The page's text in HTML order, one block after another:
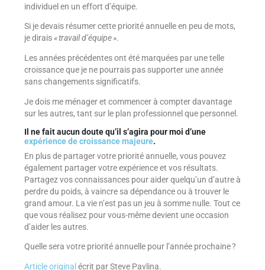
individuel en un effort d’équipe.
Si je devais résumer cette priorité annuelle en peu de mots,
je dirais« travail d’équipe ».
Les années précédentes ont été marquées par une telle
croissance que je ne pourrais pas supporter une année
sans changements significatifs.
Je dois me ménager et commencer à compter davantage
sur les autres, tant sur le plan professionnel que personnel.
Il ne fait aucun doute qu’il s’agira pour moi d’une
expérience de croissance majeure.
En plus de partager votre priorité annuelle, vous pouvez
également partager votre expérience et vos résultats.
Partagez vos connaissances pour aider quelqu’un d’autre à
perdre du poids, à vaincre sa dépendance ou à trouver le
grand amour. La vie n’est pas un jeu à somme nulle. Tout ce
que vous réalisez pour vous-même devient une occasion
d’aider les autres.
Quelle sera votre priorité annuelle pour l’année prochaine ?
Article original écrit par Steve Pavlina.